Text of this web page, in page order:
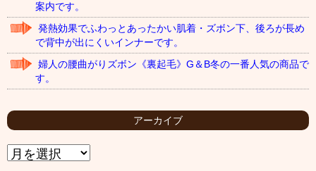
案内です。
発熱効果でふわっとあったかい肌着・ズボン下、後ろが長め
で背中が出にくいインナーです。
婦人の腰曲がりズボン《裏起毛》G＆B冬の一番人気の商品で
す。
アーカイブ
ア
ー